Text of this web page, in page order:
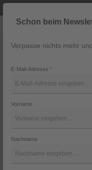
Navigation
Lederhosen
Lederhosen und
Schon beim
Verpasse nichts mehr
E-Mail-Adresse*
Vorname
Nachname